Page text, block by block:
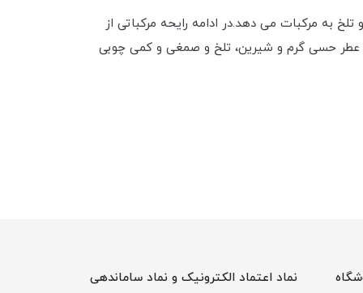
به مرکبات می دهد.در ادامه رایحه مرکباتی از
عطر حسی گرم و شیرین، تلخ و صمغی و کمی چوبی
نماد اعتماد الکترونیک و نماد ساماندهی